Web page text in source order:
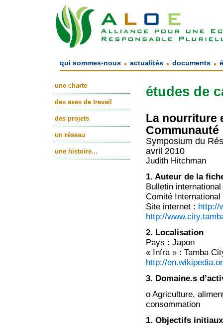
qui sommes-nous . actualités . documents .
une charte
des axes de travail
des projets
un réseau
une histoire...
études de
La nourriture
Communauté
Symposium du
avril 2010
Judith Hitchman
1. Auteur de la
Bulletin
Comité International
Site internet : http://
http://
2. Localisation
Pays : Japon
« Infra » : Tamba
http://
3. Domaine.s
o Agriculture,
consommation
1. Objectifs initiaux